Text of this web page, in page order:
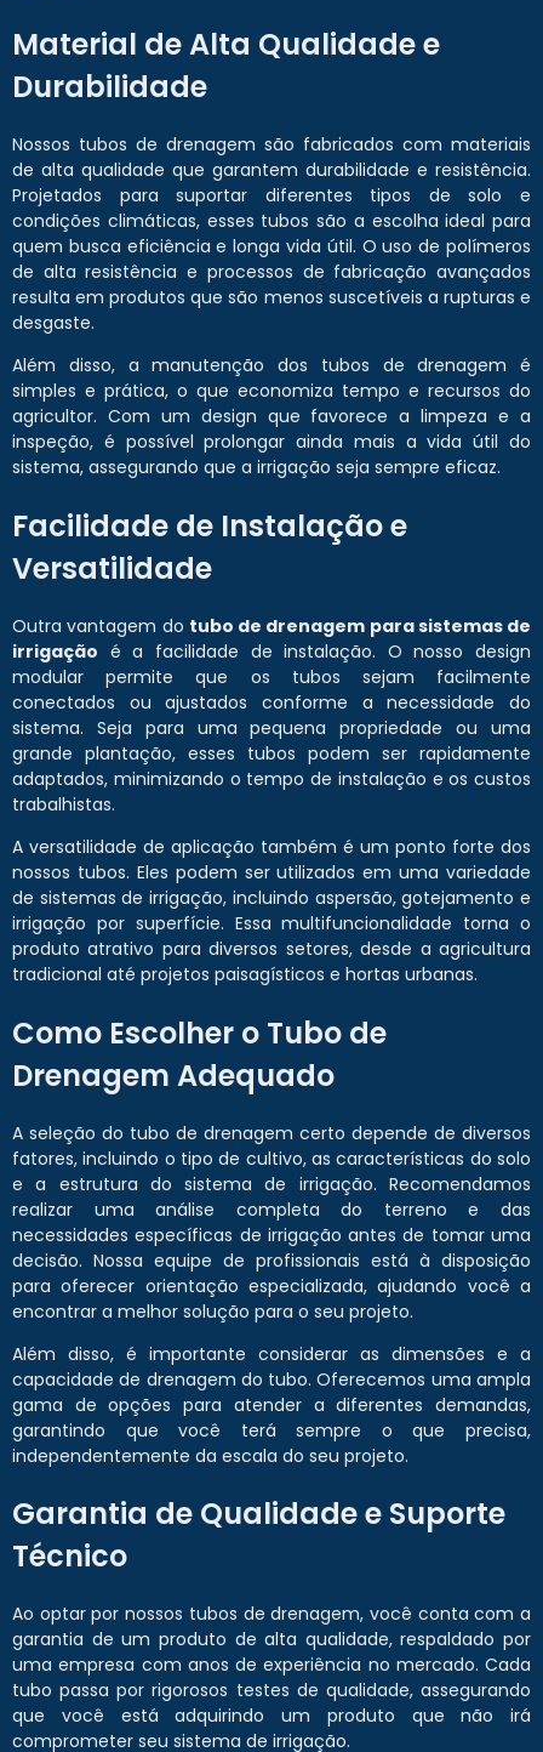
Material de Alta Qualidade e
Durabilidade
Nossos tubos de drenagem são fabricados com materiais
de alta qualidade que garantem durabilidade e resistência.
Projetados para suportar diferentes tipos de solo e
condições climáticas, esses tubos são a escolha ideal para
quem busca eficiência e longa vida útil. O uso de polímeros
de alta resistência e processos de fabricação avançados
resulta em produtos que são menos suscetíveis a rupturas e
desgaste.
Além disso, a manutenção dos tubos de drenagem é
simples e prática, o que economiza tempo e recursos do
agricultor. Com um design que favorece a limpeza e a
inspeção, é possível prolongar ainda mais a vida útil do
sistema, assegurando que a irrigação seja sempre eficaz.
Facilidade de Instalação e
Versatilidade
Outra vantagem do tubo de drenagem para sistemas de
irrigação é a facilidade de instalação. O nosso design
modular permite que os tubos sejam facilmente
conectados ou ajustados conforme a necessidade do
sistema. Seja para uma pequena propriedade ou uma
grande plantação, esses tubos podem ser rapidamente
adaptados, minimizando o tempo de instalação e os custos
trabalhistas.
A versatilidade de aplicação também é um ponto forte dos
nossos tubos. Eles podem ser utilizados em uma variedade
de sistemas de irrigação, incluindo aspersão, gotejamento e
irrigação por superfície. Essa multifuncionalidade torna o
produto atrativo para diversos setores, desde a agricultura
tradicional até projetos paisagísticos e hortas urbanas.
Como Escolher o Tubo de
Drenagem Adequado
A seleção do tubo de drenagem certo depende de diversos
fatores, incluindo o tipo de cultivo, as características do solo
e a estrutura do sistema de irrigação. Recomendamos
realizar uma análise completa do terreno e das
necessidades específicas de irrigação antes de tomar uma
decisão. Nossa equipe de profissionais está à disposição
para oferecer orientação especializada, ajudando você a
encontrar a melhor solução para o seu projeto.
Além disso, é importante considerar as dimensões e a
capacidade de drenagem do tubo. Oferecemos uma ampla
gama de opções para atender a diferentes demandas,
garantindo que você terá sempre o que precisa,
independentemente da escala do seu projeto.
Garantia de Qualidade e Suporte
Técnico
Ao optar por nossos tubos de drenagem, você conta com a
garantia de um produto de alta qualidade, respaldado por
uma empresa com anos de experiência no mercado. Cada
tubo passa por rigorosos testes de qualidade, assegurando
que você está adquirindo um produto que não irá
comprometer seu sistema de irrigação.